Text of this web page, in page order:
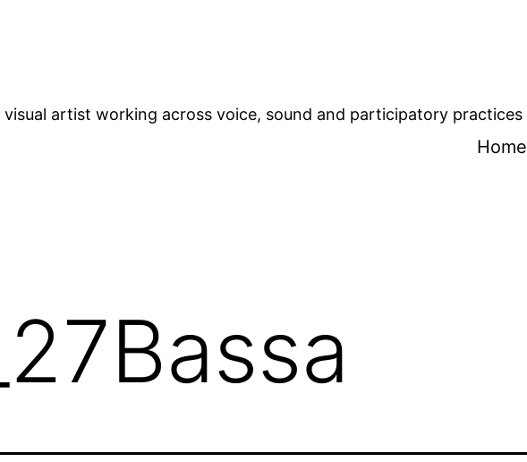
artist working across voice, sound and participatory practices
Home